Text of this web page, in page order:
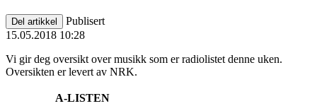
Del artikkel
Publisert
15.05.2018 10:28
Vi gir deg oversikt over musikk som er radiolistet denne uken.
Oversikten er levert av NRK.
A-LISTEN